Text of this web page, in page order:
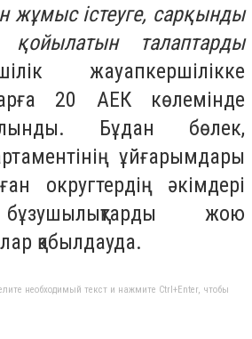
жұмыс істеуге, сарқынды
қойылатын талаптарды
жауапкершілікке
20 АЕК көлемінде
Бұдан бөлек,
ұйғарымдары
округтердің әкімдері
жою
қабылдауда.
необходимый текст и нажмите Ctrl+Enter, чтобы